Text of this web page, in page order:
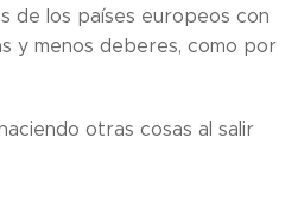
de los países europeos con
y menos deberes, como por
otras cosas al salir